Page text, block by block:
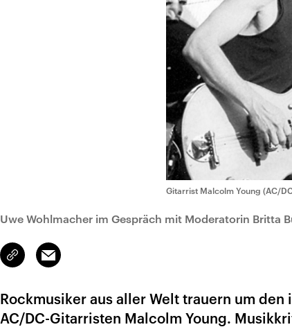
Gitarrist Malcolm Young (AC/
Uwe Wohlmacher im Gespräch mit Moderatorin Britta
Link
kopieren/teilen
Email
Rockmusiker aus aller Welt trauern um
AC/DC-Gitarristen Malcolm Young.